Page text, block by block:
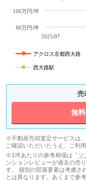
2025/07
80万円/坪
100万円/坪
アクロス京都西大路
西大路駅
売
無
※不動産売却査定サービスは
ご確認いただいたうえ、ご利用
※1坪あたりの参考相場は「マ
ンションレビューが過去の売
す。 個別の部屋要素は考慮さ
とは異なります。あくまで参